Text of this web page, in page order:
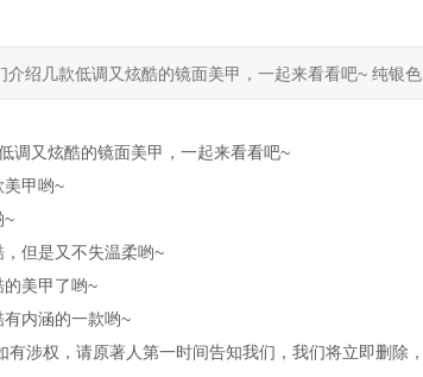
绍几款低调又炫酷的镜面美甲，一起来看看吧~ 纯银
调又炫酷的镜面美甲，一起来看看吧~
美甲哟~
~
但是又不失温柔哟~
美甲了哟~
内涵的一款哟~
涉权，请原著人第一时间告知我们，我们将立即删除，